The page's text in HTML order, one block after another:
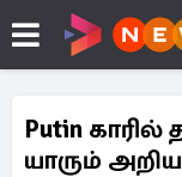
Putin காரில்
யாரும்